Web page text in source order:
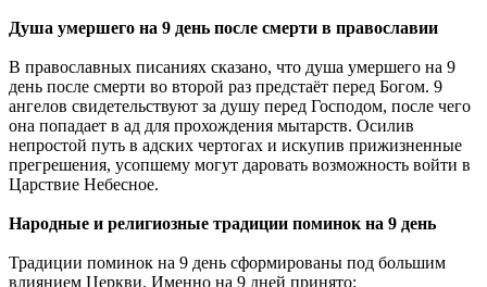
Душа умершего на 9 день после смерти в православии
В православных писаниях сказано, что душа умершего на 9
день после смерти во второй раз предстаëт перед Богом. 9
ангелов свидетельствуют за душу перед Господом, после чего
она попадает в ад для прохождения мытарств. Осилив
непростой путь в адских чертогах и искупив прижизненные
прегрешения, усопшему могут даровать возможность войти в
Царствие Небесное.
Народные и религиозные традиции поминок на 9 день
Традиции поминок на 9 день сформированы под большим
влиянием Церкви. Именно на 9 дней принято: